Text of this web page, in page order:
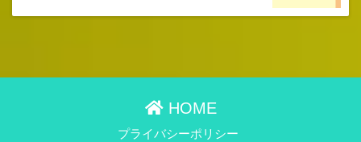
HOME
プライバシーポリシー